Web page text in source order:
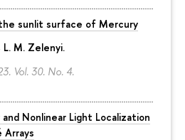
sunlit surface of Mercury
L. M. Zelenyi.
Vol. 30. No. 4.
Nonlinear Light Localization
Arrays